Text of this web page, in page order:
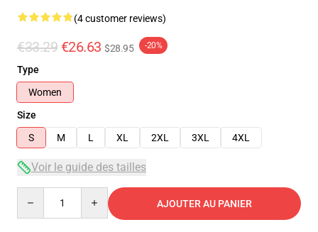
(4 customer reviews)
€33.29 €26.63 $28.95 -20%
Type
Women
Size
S
M L XL 2XL 3XL 4XL
Voir le guide des tailles
AJOUTER AU PANIER